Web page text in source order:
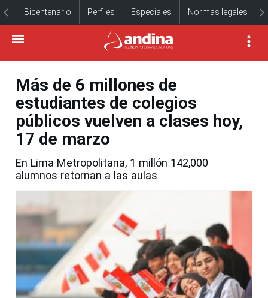
Bicentenario Perfiles Especiales Normas legales
Más de 6 millones de
estudiantes de colegios
públicos vuelven a clases hoy,
17 de marzo
En Lima Metropolitana, 1 millón 142,000
alumnos retornan a las aulas